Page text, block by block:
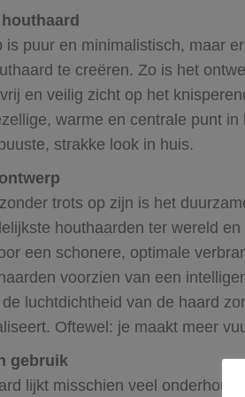
is puur en minimalistisch, maar
te creëren. Zo is het
en veilig zicht op het
warme en centrale punt
strakke look in huis.
trots op zijn is het
houthaarden ter wereld
een schonere, optimale
voorzien van een
luchtdichtheid van de haard
Oftewel: je maakt meer
gebruik
lijkt misschien veel onderhoud